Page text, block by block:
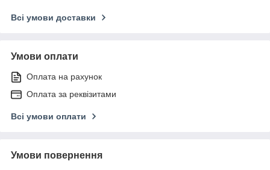
Всі умови доставки
Умови оплати
Оплата на рахунок
Оплата за реквізитами
Всі умови оплати
Умови повернення